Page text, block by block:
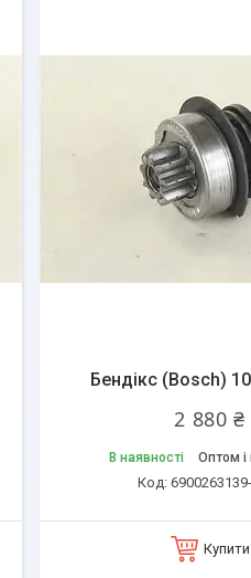
Бендікс (Bosch)
2 880 ₴
В наявності Оптом і
Купити